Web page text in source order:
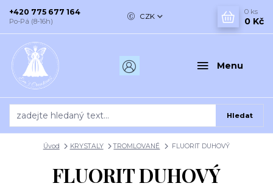
Menu
CZK
Hledat
+420 775 677 164
Po-Pá (8-16h)
0 ks
0 Kč
Úvod KRYSTALY TROMLOVANÉ FLUORIT DUHOVÝ
FLUORIT DUHOVÝ